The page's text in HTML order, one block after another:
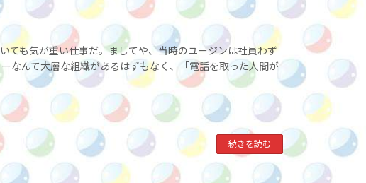
ても気が重い仕事だ。ましてや、当時のユージンは社員わず
なんて大層な組織があるはずもなく、「電話を取った人間が
続きを読む